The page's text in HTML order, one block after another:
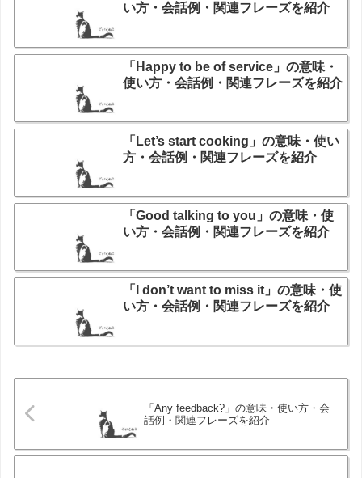
い方・会話例・関連フレーズを紹介
「Happy to be of service」の意味・
使い方・会話例・関連フレーズを紹介
「Let’s start cooking」の意味・使い
方・会話例・関連フレーズを紹介
「Good talking to you」の意味・使
い方・会話例・関連フレーズを紹介
「I don’t want to miss it」の意味・使
い方・会話例・関連フレーズを紹介
「Any feedback?」の意味・使い方・会
話例・関連フレーズを紹介